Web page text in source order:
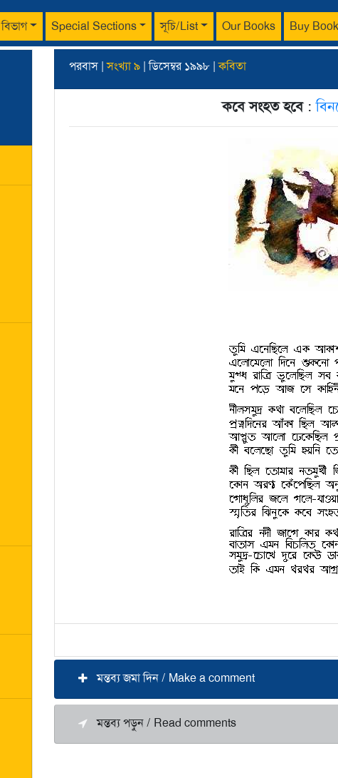
বিভাগ Special Sections সূচি/List Our Books Buy
পরবাস |সংখ্যা ৯ | ডিসেম্বর ১৯৯৮ |কবিতা
কবে সংহত হবে:
মন্তব্য জমা দিন / Make a comment
মন্তব্য পড়ুন / Read comments